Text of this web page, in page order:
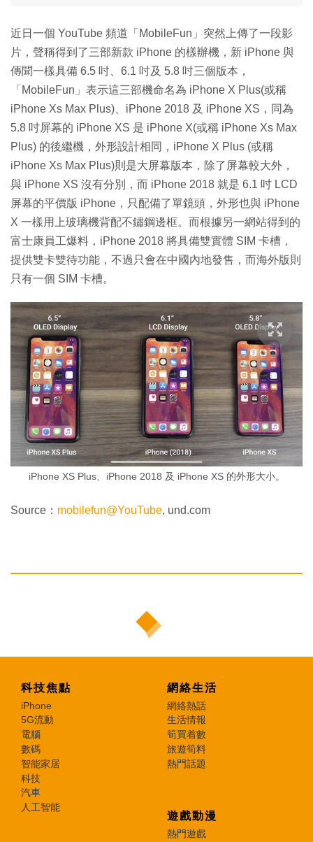
近日一個 YouTube 頻道「MobileFun」突然上傳了一段影
片，聲稱得到了三部新款 iPhone 的樣辦機，新 iPhone 與
傳聞一樣具備 6.5 吋、6.1 吋及 5.8 吋三個版本，
「MobileFun」表示這三部機命名為 iPhone X Plus(或稱
iPhone Xs Max Plus)、iPhone 2018 及 iPhone XS，同為
5.8 吋屏幕的 iPhone XS 是 iPhone X(或稱 iPhone Xs Max
Plus) 的後繼機，外形設計相同，iPhone X Plus (或稱
iPhone Xs Max Plus)則是大屏幕版本，除了屏幕較大外，
與 iPhone XS 沒有分別，而 iPhone 2018 就是 6.1 吋 LCD
屏幕的平價版 iPhone，只配備了單鏡頭，外形也與 iPhone
X 一樣用上玻璃機背配不鏽鋼邊框。而根據另一網站得到的
富士康員工爆料，iPhone 2018 將具備雙實體 SIM 卡槽，
提供雙卡雙待功能，不過只會在中國內地發售，而海外版則
只有一個 SIM 卡槽。
iPhone XS Plus、iPhone 2018 及 iPhone XS 的外形大小。
Source： mobilefun@YouTube, und.com
科技焦點
iPhone
5G流動
電腦
數碼
智能家居
科技
汽車
人工智能
網絡生活
網絡熱話
生活情報
筍買着數
旅遊筍料
熱門話題
遊戲動漫
熱門遊戲